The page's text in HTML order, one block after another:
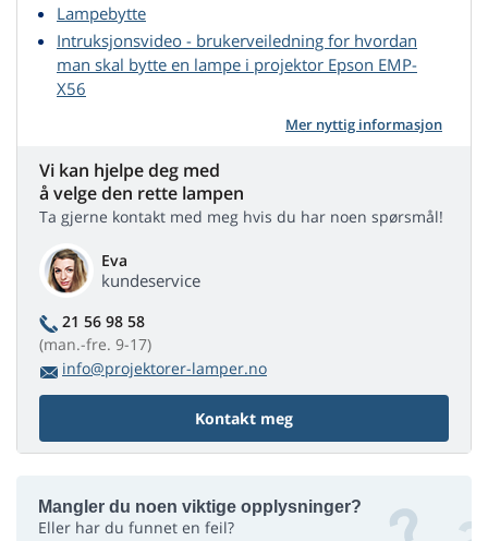
Lampebytte
Intruksjonsvideo - brukerveiledning for hvordan
man skal bytte en lampe i projektor Epson EMP-
X56
Mer nyttig informasjon
Vi kan hjelpe deg med
å velge den rette lampen
Ta gjerne kontakt med meg hvis du har noen spørsmål!
Eva
kundeservice
21 56 98 58
(man.-fre. 9-17)
info@projektorer-lamper.no
Kontakt meg
Mangler du noen viktige opplysninger?
Eller har du funnet en feil?